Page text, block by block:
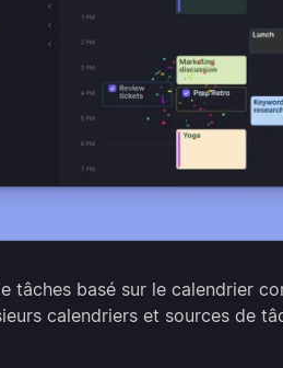
tâches basé sur le calendrier
calendriers et sources de